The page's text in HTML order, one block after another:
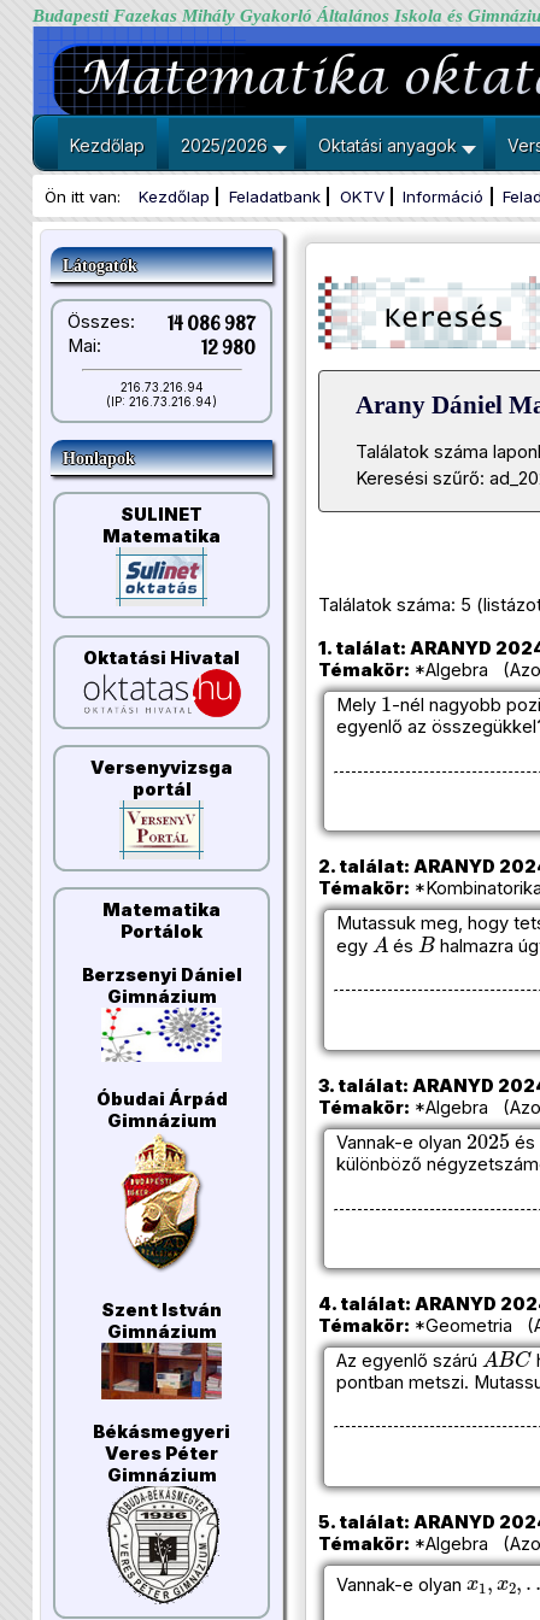
Budapesti Fazekas Mihály Gyakorló Általános Iskola és
Kezdőlap 2025/2026 Oktatási anyagok
Ön itt van: Kezdőlap Feladatbank OKTV Információ
Látogatók
Összes: 14 086 987
Mai: 12 980
216.73.216.94
(IP: 216.73.216.94)
Honlapok
SULINET
Matematika
Oktatási Hivatal
Versenyvizsga
portál
Matematika
Portálok
Berzsenyi Dániel
Gimnázium
Óbudai Árpád
Gimnázium
Szent István
Gimnázium
Békásmegyeri
Veres Péter
Gimnázium
Arany Dániel
Találatok száma
Keresési szűrő:
Találatok száma: 5
1. találat: ARANYD
Témakör: *Algebra
Mely
1
-nél nagyobb
egyenlő az
2. találat: ARANYD
Témakör:
Mutassuk meg, hogy
egy
A
és
B
halmazra
3. találat: ARANYD
Témakör: *Algebra
Vannak-e olyan
2025
és
különböző
4. találat: ARANYD
Témakör: *Geometria
Az egyenlő szárú
ABC
pontban metszi.
5. találat: ARANYD
Témakör: *Algebra
Vannak-e olyan
x1,x2,…